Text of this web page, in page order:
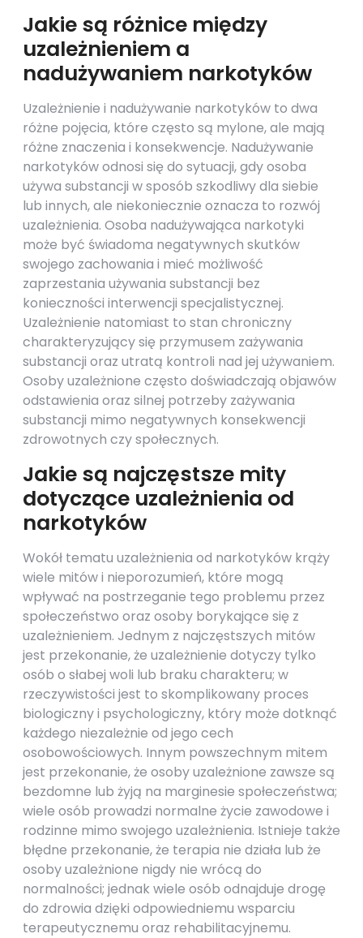
Jakie są różnice między
uzależnieniem a
nadużywaniem narkotyków
Uzależnienie i nadużywanie narkotyków to dwa
różne pojęcia, które często są mylone, ale mają
różne znaczenia i konsekwencje. Nadużywanie
narkotyków odnosi się do sytuacji, gdy osoba
używa substancji w sposób szkodliwy dla siebie
lub innych, ale niekoniecznie oznacza to rozwój
uzależnienia. Osoba nadużywająca narkotyki
może być świadoma negatywnych skutków
swojego zachowania i mieć możliwość
zaprzestania używania substancji bez
konieczności interwencji specjalistycznej.
Uzależnienie natomiast to stan chroniczny
charakteryzujący się przymusem zażywania
substancji oraz utratą kontroli nad jej używaniem.
Osoby uzależnione często doświadczają objawów
odstawienia oraz silnej potrzeby zażywania
substancji mimo negatywnych konsekwencji
zdrowotnych czy społecznych.
Jakie są najczęstsze mity
dotyczące uzależnienia od
narkotyków
Wokół tematu uzależnienia od narkotyków krąży
wiele mitów i nieporozumień, które mogą
wpływać na postrzeganie tego problemu przez
społeczeństwo oraz osoby borykające się z
uzależnieniem. Jednym z najczęstszych mitów
jest przekonanie, że uzależnienie dotyczy tylko
osób o słabej woli lub braku charakteru; w
rzeczywistości jest to skomplikowany proces
biologiczny i psychologiczny, który może dotknąć
każdego niezależnie od jego cech
osobowościowych. Innym powszechnym mitem
jest przekonanie, że osoby uzależnione zawsze są
bezdomne lub żyją na marginesie społeczeństwa;
wiele osób prowadzi normalne życie zawodowe i
rodzinne mimo swojego uzależnienia. Istnieje także
błędne przekonanie, że terapia nie działa lub że
osoby uzależnione nigdy nie wrócą do
normalności; jednak wiele osób odnajduje drogę
do zdrowia dzięki odpowiedniemu wsparciu
terapeutycznemu oraz rehabilitacyjnemu.